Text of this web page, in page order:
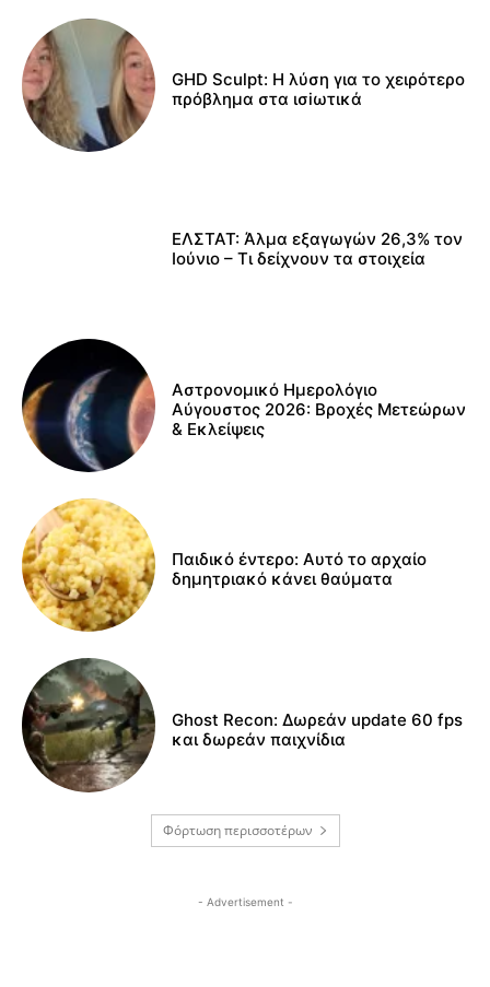
GHD Sculpt: Η λύση για το χειρότερο
πρόβλημα στα ισiωτικά
ΕΛΣΤΑΤ: Άλμα εξαγωγών 26,3% τον
Ιούνιο – Τι δείχνουν τα στοιχεία
Αστρονομικό Ημερολόγιο
Αύγουστος 2026: Βροχές Μετεώρων
& Εκλείψεις
Παιδικό έντερο: Αυτό το αρχαίο
δημητριακό κάνει θαύματα
Ghost Recon: Δωρεάν update 60 fps
και δωρεάν παιχνίδια
Φόρτωση περισσοτέρων
- Advertisement -